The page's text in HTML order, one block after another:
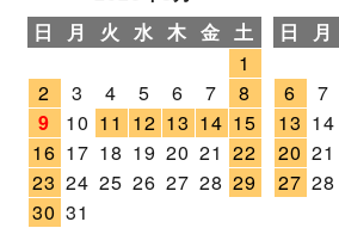
日
月 火 水 木 金 土
1
2
3 4 5 6 7
8
9
10 11 12 13 14 15
16 17 18 19 20 21 22
23 24 25 26 27 28 29
30 31
日
月
6
7
13 14
20 21
27 28